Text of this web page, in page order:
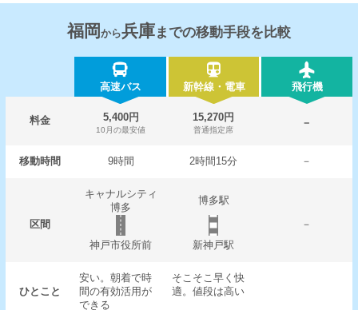
福岡 から兵庫までの移動手段を比較
高速バス 新幹線・電車 飛行機
料金 5,400円
10月の最安値
15,270円
普通指定席
－
移動時間 9時間 2時間15分 －
区間
キャナルシティ
博多
博多駅
－
神戸市役所前
新神戸駅
ひとこと
安い。朝着で時
間の有効活用が
できる
そこそこ早く快
適。値段は高い